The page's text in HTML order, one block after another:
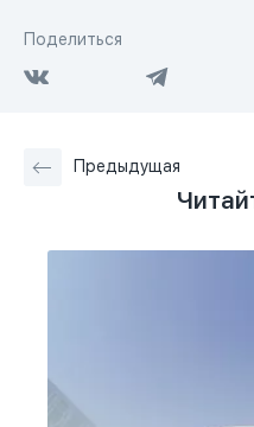
Поделиться
Предыдущая